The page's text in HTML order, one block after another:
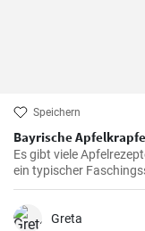
Speichern
Bayrische
Es gibt viele
ein typischer
saftig frittiert werden
genossen.
Greta